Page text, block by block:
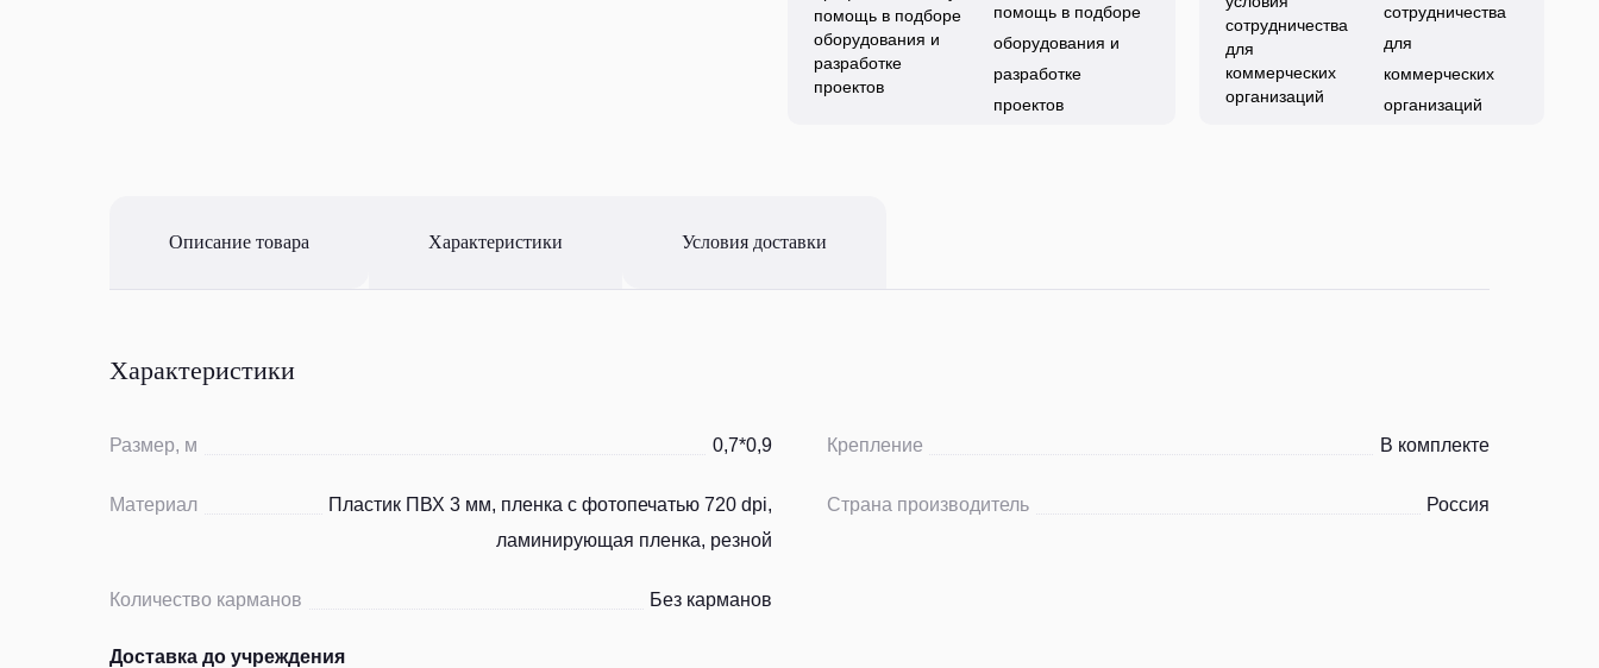
помощь в подборе
оборудования и
разработке
проектов
сотрудничества
для
коммерческих
организаций
Описание товара Характеристики Условия доставки
Характеристики
Размер, м 0,7*0,9
Материал
Пластик ПВХ 3 мм, пленка с фотопечатью 720 dpi,
ламинирующая пленка, резной
Количество карманов Без карманов
Крепление В комплекте
Страна производитель Россия
Доставка до учреждения